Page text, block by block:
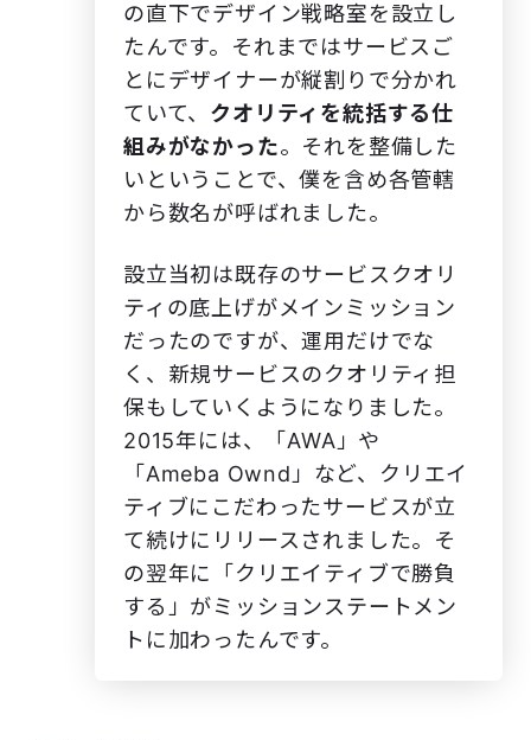
の直下でデザイン戦略室を設立し
たんです。それまではサービスご
とにデザイナーが縦割りで分かれ
ていて、 クオリティを統括する仕
組みがなかった。それを整備した
いということで、僕を含め各管轄
から数名が呼ばれました。
設立当初は既存のサービスクオリ
ティの底上げがメインミッション
だったのですが、運用だけでな
く、新規サービスのクオリティ担
保もしていくようになりました。
2015年には、「AWA」や
「Ameba Ownd」など、クリエイ
ティブにこだわったサービスが立
て続けにリリースされました。そ
の翌年に「クリエイティブで勝負
する」がミッションステートメン
トに加わったんです。